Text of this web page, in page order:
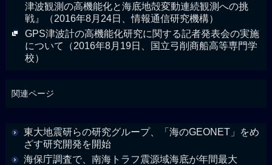
津波観測の高機能化と海底地殻変動連続観測への挑
戦』（2016年8月24日、情報通信研究機構）
GPS津波計の高機能化研究に関する記者発表会の実施
について（2016年8月19日、国立弓削商船高等専門学
校）
関連ページ
東大地震研らの研究グループ、「海のGEONET」をめ
ざす研究開発を開始
海保庁調査で、南海トラフ震源域海底が年間最大